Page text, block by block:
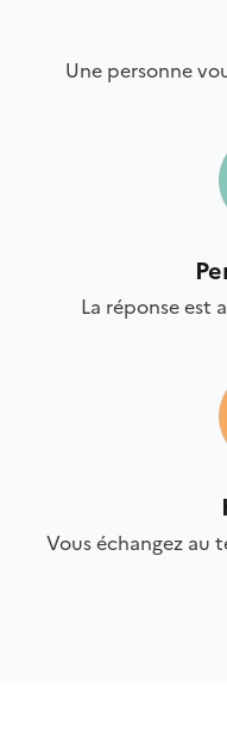
Une personne
La réponse est
Vous échangez au